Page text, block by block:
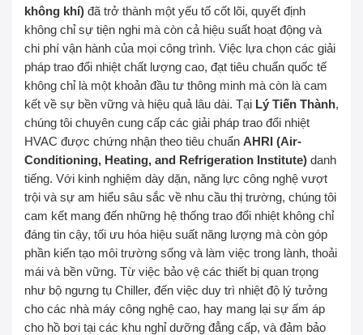
không khí) đã trở thành một yếu tố cốt lõi, quyết định
không chỉ sự tiện nghi mà còn cả hiệu suất hoạt động và
chi phí vận hành của mọi công trình. Việc lựa chọn các giải
pháp trao đổi nhiệt chất lượng cao, đạt tiêu chuẩn quốc tế
không chỉ là một khoản đầu tư thông minh mà còn là cam
kết về sự bền vững và hiệu quả lâu dài. Tại Lý Tiến Thành,
chúng tôi chuyên cung cấp các giải pháp trao đổi nhiệt
HVAC được chứng nhận theo tiêu chuẩn AHRI (Air-
Conditioning, Heating, and Refrigeration Institute) danh
tiếng. Với kinh nghiệm dày dặn, năng lực công nghệ vượt
trội và sự am hiểu sâu sắc về nhu cầu thị trường, chúng tôi
cam kết mang đến những hệ thống trao đổi nhiệt không chỉ
đáng tin cậy, tối ưu hóa hiệu suất năng lượng mà còn góp
phần kiến tạo môi trường sống và làm việc trong lành, thoải
mái và bền vững. Từ việc bảo vệ các thiết bị quan trọng
như bộ ngưng tụ Chiller, đến việc duy trì nhiệt độ lý tưởng
cho các nhà máy công nghệ cao, hay mang lại sự ấm áp
cho hồ bơi tại các khu nghỉ dưỡng đẳng cấp, và đảm bảo